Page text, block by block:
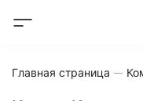
Главная страница